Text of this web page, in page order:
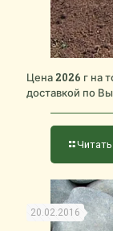
Цена 2026 г на
доставкой по
Читать
20.02.2016